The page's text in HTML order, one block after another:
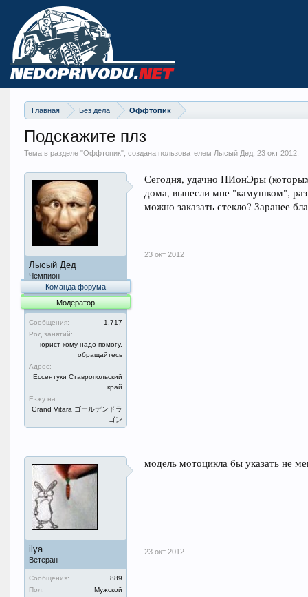
Главная Без дела Оффтопик
Подскажите плз
Тема в разделе "Оффтопик", создана пользователем Лысый Дед, 23 окт 2012.
Лысый Дед
Чемпион
Команда форума
Модератор
Сообщения:
1.717
Род занятий:
юрист-кому надо помогу,
обращайтесь
Адрес:
Ессентуки Ставропольский
край
Езжу на:
Grand Vitara ゴールデンドラ
ゴン
Сегодня, удачно ПИонЭры
дома, вынесли мне "камушком",
можно заказать стекло? Заранее
23 окт 2012
ilya
Ветеран
Сообщения:
889
Пол:
Мужской
модель мотоцикла бы указать не
23 окт 2012